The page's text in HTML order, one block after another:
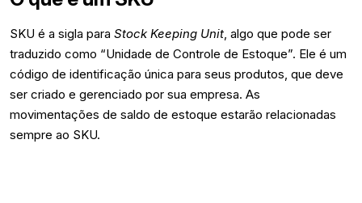
SKU é a sigla para Stock Keeping Unit, algo que pode ser
traduzido como “Unidade de Controle de Estoque”. Ele é um
código de identificação única para seus produtos, que deve
ser criado e gerenciado por sua empresa. As
movimentações de saldo de estoque estarão relacionadas
sempre ao SKU.